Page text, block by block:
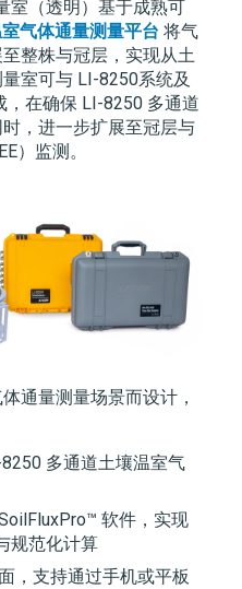
室（透明）基于成熟可
气体通量测量平台 将气
整株与冠层，实现从土
室可与 LI-8250系统及
，在确保 LI-8250 多通道
，进一步扩展至冠层与
）监测。
通量测量场景而设计，
多通道土壤温室气
软件，实现
规范化计算
，支持通过手机或平板